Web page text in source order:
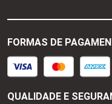
FORMAS DE
QUALIDADE E